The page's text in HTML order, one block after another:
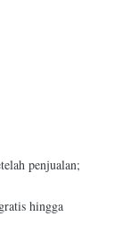
penjualan;
hingga